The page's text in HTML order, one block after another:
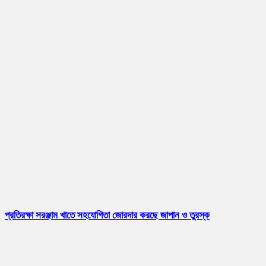
প্রতিরক্ষা সরঞ্জাম খাতে সহযোগিতা জোরদার করছে জাপান ও তুরস্ক